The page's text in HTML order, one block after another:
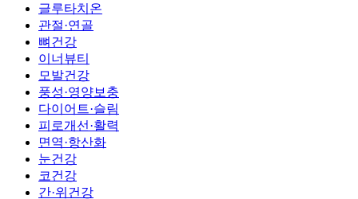
글루타치온
관절·연골
뼈건강
이너뷰티
모발건강
풍성·영양보충
다이어트·슬림
피로개선·활력
면역·항산화
눈건강
코건강
간·위건강